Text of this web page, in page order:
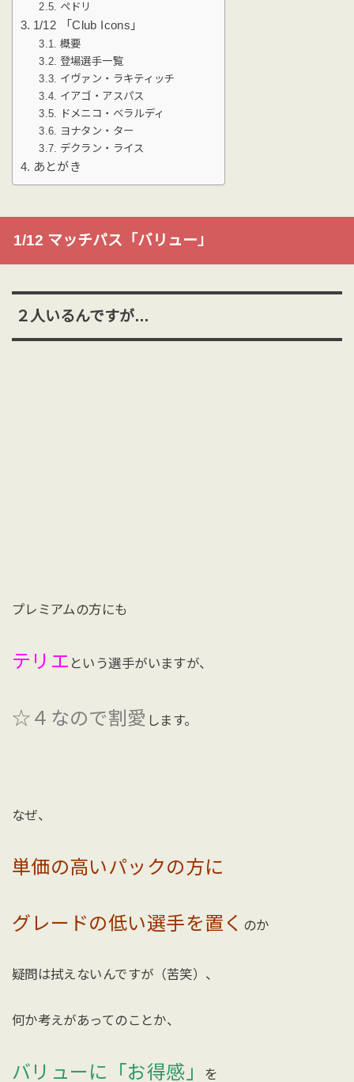
ペドリ
1/12 「Club Icons」
概要
登場選手一覧
イヴァン・ラキティッチ
イアゴ・アスパス
ドメニコ・ベラルディ
ヨナタン・ター
デクラン・ライス
あとがき
1/12 マッチパス「バリュー」
２人いるんですが…
プレミアムの方にも
テリエ という選手がいますが、
☆４なので割愛 します。
なぜ、
単価の高いパックの方に
グレードの低い選手を置く のか
疑問は拭えないんですが（苦笑）、
何か考えがあってのことか、
バリューに「お得感」 を